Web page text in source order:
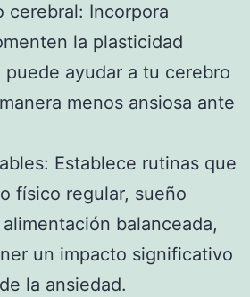
cerebral: Incorpora
la plasticidad
ayudar a tu cerebro
menos ansiosa ante
Establece rutinas que
físico regular, sueño
balanceada,
un impacto significativo
la ansiedad.